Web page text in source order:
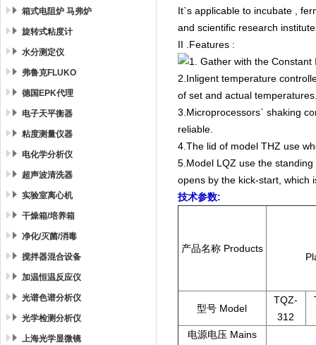
箱式电阻炉 马弗炉
旋转式粘度计
水分测定仪
弗鲁克FLUKO
德国EPK代理
电子天平衡器
粘度测量仪器
电化学分析仪
超声波清洗器
实验室离心机
干燥箱/培养箱
净化/灭菌/消毒
搅拌器混合设备
加温恒温反应仪
光谱色谱分析仪
光学检测分析仪
上海光学显微镜
It`s applicable to incubate ,
and scientific research
II .Features :
1. Gather with the Constant
2.Inligent temperature
of set and actual
3.Microprocessors` shaking
reliable.
4.The lid of model THZ use
5.Model LQZ use the
opens by the kick-start, which
技术参数:
产品名称 Products
型号 Model
TQZ-
312
电源电压 Mains